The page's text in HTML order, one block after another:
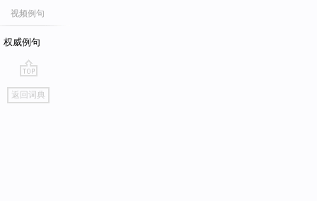
视频例句
权威例句
go
top
返回词典